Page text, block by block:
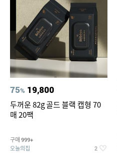
75% 19,800
두꺼운 82g 골드 블랙 캡형 70
매 20팩
구매 999+
오늘의집 2